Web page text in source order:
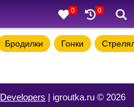
0 0
Бродилки Гонки
Developers | igroutka.ru © 2026